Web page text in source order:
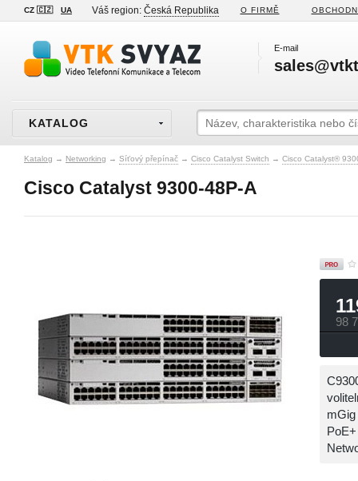
CZ 🇨🇿 UA Váš region: Česká Republika O FIRMĚ
E-mail
KATALOG
Katalog → Networking → Síťový přepínač → Cisco Catalyst Switch → Cisco Catalyst®
Cisco Catalyst 9300-48P-A
98